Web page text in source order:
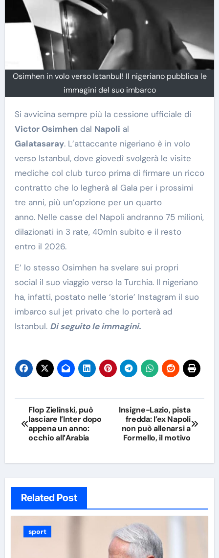
Osimhen in volo verso Istanbul! Il nigeriano pubblica le
immagini del suo imbarco
Si avvicina sempre più la cessione ufficiale di
Victor Osimhendal Napoli al
Galatasaray. L’attaccante nigeriano è in volo
verso Istanbul, dove giovedì svolgerà le visite
mediche col club turco prima di firmare un ricco
contratto che lo legherà al Gala per i prossimi
tre anni, più un’opzione per un quarto
anno. Nelle casse del Napoli andranno 75 milioni,
dilazionati in 3 rate, 40mln subito e il resto
entro il 2026.
E’ lo stesso Osimhen ha svelare sui propri
social il suo viaggio verso la Turchia. Il nigeriano
ha, infatti, postato nelle ‘storie’ Instagram il suo
imbarco sul jet privato che lo porterà ad
Istanbul. Di seguito le immagini.
Navigazione
articoli
Flop Zielinski, può
lasciare l’Inter dopo
appena un anno:
occhio all’Arabia
Insigne-Lazio, pista
fredda: l’ex Napoli
non può allenarsi a
Formello, il motivo
Related Post
sport